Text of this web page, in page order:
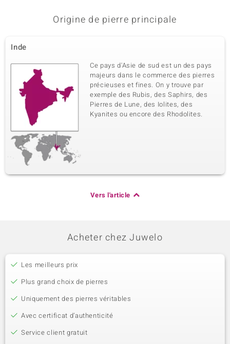
Origine de pierre principale
Inde
Ce pays d'Asie de sud est un des pays
majeurs dans le commerce des pierres
précieuses et fines. On y trouve par
exemple des Rubis, des Saphirs, des
Pierres de Lune, des Iolites, des
Kyanites ou encore des Rhodolites.
Vers l'article
Acheter chez Juwelo
Les meilleurs prix
Plus grand choix de pierres
Uniquement des pierres véritables
Avec certificat d’authenticité
Service client gratuit